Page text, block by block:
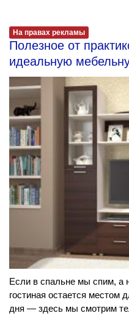
На правах рекламы
Полезное от
идеальную
Если в спальне мы спим, а
гостиная остается местом
дня — здесь мы смотрим